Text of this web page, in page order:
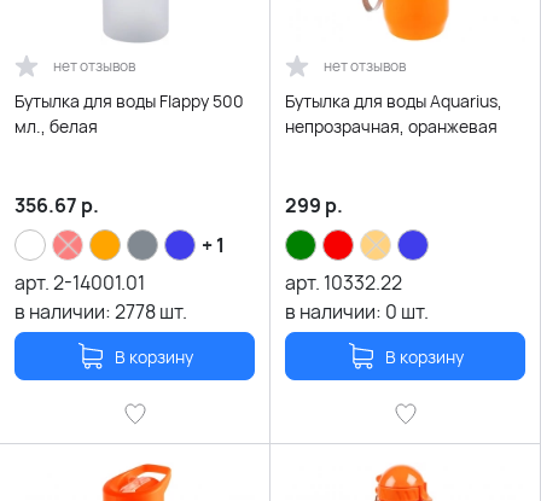
нет отзывов
Бутылка для воды Flappy 500
мл., белая
356.67 р.
+ 1
арт.2-14001.01
в наличии:2778шт.
В корзину
нет отзывов
Бутылка для воды Aquarius,
непрозрачная, оранжевая
299 р.
арт. 10332.22
в наличии: 0 шт.
В корзину